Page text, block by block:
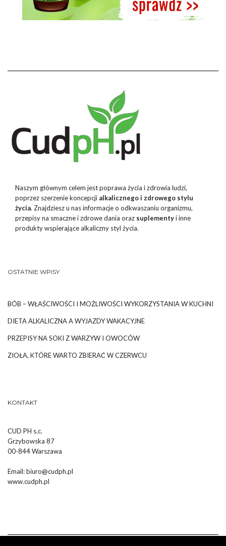
Naszym głównym celem jest poprawa życia i zdrowia ludzi,
poprzez szerzenie koncepcji alkalicznego i zdrowego stylu
życia. Znajdziesz u nas informacje o odkwaszaniu organizmu,
przepisy na smaczne i zdrowe dania oraz suplementyi inne
produkty wspierające alkaliczny styl życia.
OSTATNIE WPISY
BÓB – WŁAŚCIWOŚCI I MOŻLIWOŚCI WYKORZYSTANIA W KUCHNI
DIETA ALKALICZNA A WYJAZDY WAKACYJNE
PRZEPISY NA SOKI Z WARZYW I OWOCÓW
ZIOŁA, KTÓRE WARTO ZBIERAĆ W CZERWCU
KONTAKT
CUD PH s.c.
Grzybowska 87
00-844 Warszawa
Email:biuro@cudph.pl
www.cudph.pl